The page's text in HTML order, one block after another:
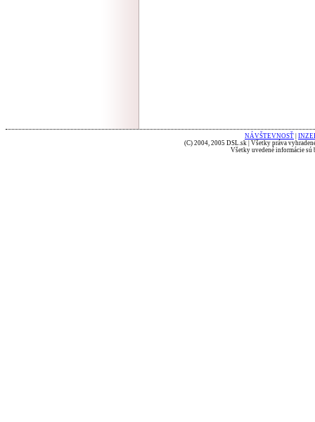
NÁVŠTEVNOSŤ
(C) 2004, 2005 DSL.sk | Všetky práva
Všetky uvedené informácie sú